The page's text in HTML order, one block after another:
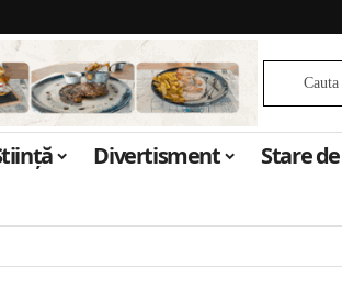
Divertisment Stare